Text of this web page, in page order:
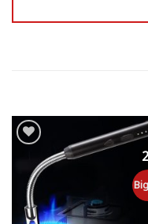
Add to
wishlist